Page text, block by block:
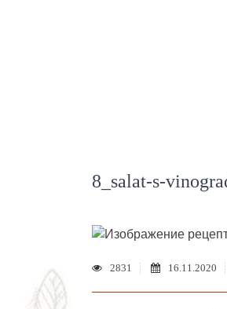
8_salat-s-
2831 16.11.2020